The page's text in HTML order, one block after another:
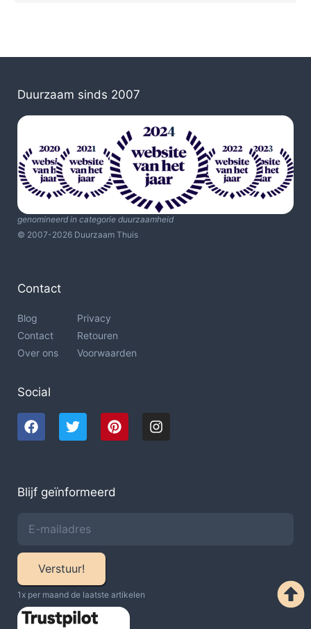
Duurzaam sinds 2007
genomineerd in categorie duurzaamheid
© 2007-2026 Duurzaam Thuis
Contact
Blog
Contact
Over ons
Privacy
Retouren
Voorwaarden
Social
Blijf geïnformeerd
Verstuur!
1x per maand de laatste artikelen​